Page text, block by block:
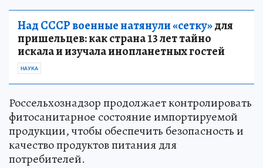
Над СССР военные натянули «сетку»для
пришельцев: как страна 13 лет тайно
искала и изучала инопланетных гостей
НАУКА
Россельхознадзор продолжает контролировать
фитосанитарное состояние импортируемой
продукции, чтобы обеспечить безопасность и
качество продуктов питания для
потребителей.